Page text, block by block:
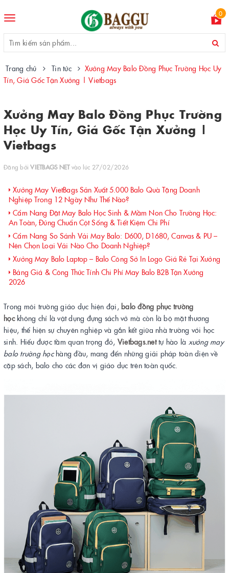
Toggle
0
Trang chủ Tin tức
Xưởng May Balo Đồng Phục Trường Học Uy
Tín, Giá Gốc Tận Xưởng | Vietbags
Xưởng May Balo Đồng Phục Trường
Học Uy Tín, Giá Gốc Tận Xưởng |
Vietbags
Đăng bởiVIETBAGS NETvào lúc 27/02/2026
Xưởng May VietBags Sản Xuất 5.000 Balo Quà Tặng Doanh
Nghiệp Trong 12 Ngày Như Thế Nào?
Cẩm Nang Đặt May Balo Học Sinh & Mầm Non Cho Trường Học:
An Toàn, Đúng Chuẩn Cột Sống & Tiết Kiệm Chi Phí
Cẩm Nang So Sánh Vải May Balo: D600, D1680, Canvas & PU –
Nên Chọn Loại Vải Nào Cho Doanh Nghiệp?
Xưởng May Balo Laptop – Balo Công Sở In Logo Giá Rẻ Tại Xưởng
Bảng Giá & Công Thức Tính Chi Phí May Balo B2B Tận Xưởng
2026
Trong môi trường giáo dục hiện đại, balo đồng phục trường
họckhông chỉ là vật dụng đựng sách vở mà còn là bộ mặt thương
hiệu, thể hiện sự chuyên nghiệp và gắn kết giữa nhà trường với học
sinh. Hiểu được tầm quan trọng đó, Vietbags.nettự hào là xưởng may
balo trường họchàng đầu, mang đến những giải pháp toàn diện về
cặp sách, balo cho các đơn vị giáo dục trên toàn quốc.